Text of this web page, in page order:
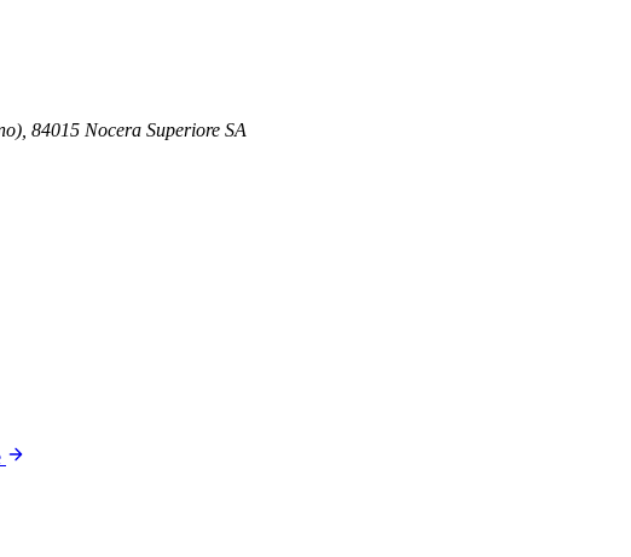
84015 Nocera Superiore SA